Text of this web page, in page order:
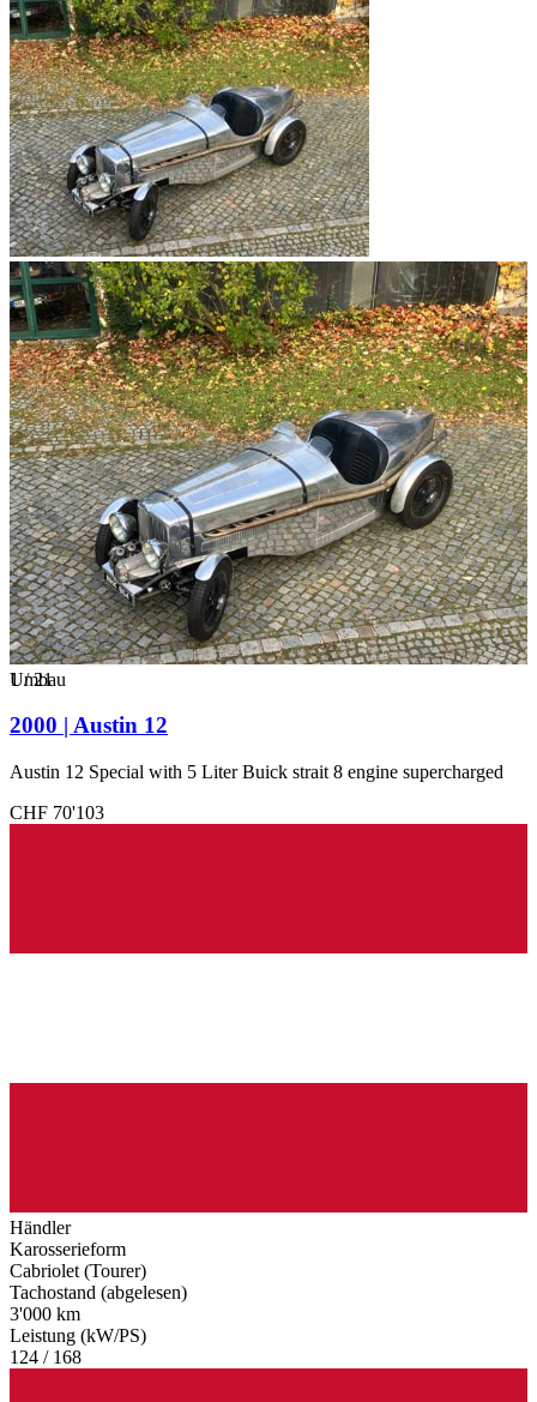
1/21
Umbau
2000 | Austin 12
Austin 12 Special with 5 Liter Buick strait 8 engine supercharged
CHF 70'103
Händler
Karosserieform
Cabriolet (Tourer)
Tachostand (abgelesen)
3'000 km
Leistung (kW/PS)
124 / 168